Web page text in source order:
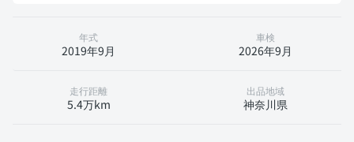
年式
2019年9月
車検
2026年9月
走行距離
5.4万km
出品地域
神奈川県